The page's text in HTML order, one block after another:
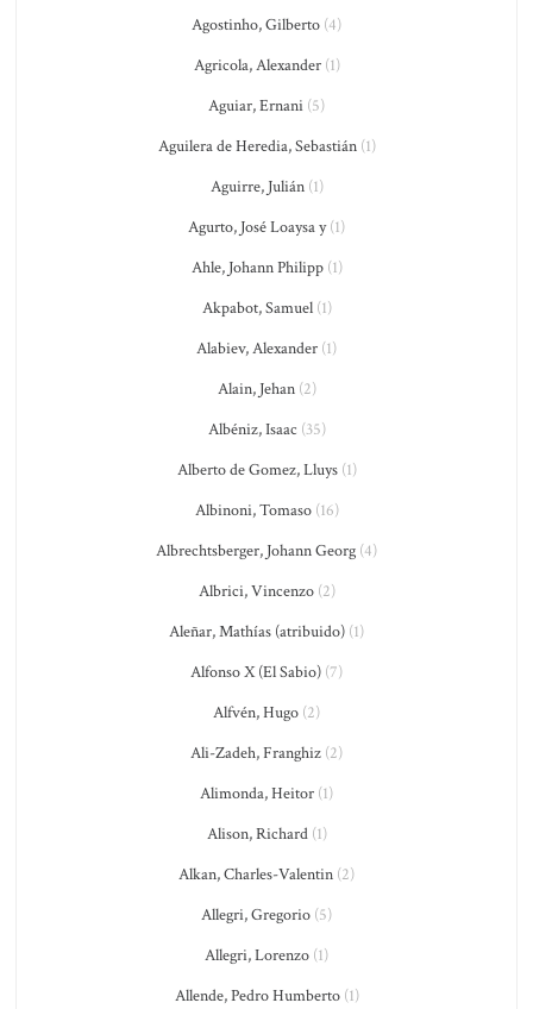
Agostinho, Gilberto (4)
Agricola, Alexander(1)
Aguiar, Ernani (5)
Aguilera de Heredia, Sebastián(1)
Aguirre, Julián(1)
Agurto, José Loaysa y(1)
Ahle, Johann Philipp(1)
Akpabot, Samuel(1)
Alabiev, Alexander (1)
Alain, Jehan(2)
Albéniz, Isaac (35)
Alberto de Gomez, Lluys(1)
Albinoni, Tomaso(16)
Albrechtsberger, Johann Georg (4)
Albrici, Vincenzo(2)
Aleñar, Mathías (atribuido) (1)
Alfonso X (El Sabio) (7)
Alfvén, Hugo (2)
Ali-Zadeh, Franghiz (2)
Alimonda, Heitor (1)
Alison, Richard(1)
Alkan, Charles-Valentin (2)
Allegri, Gregorio (5)
Allegri, Lorenzo (1)
Allende, Pedro Humberto(1)